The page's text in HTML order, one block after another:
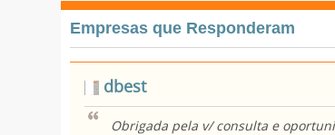
Empresas que Responderam
dbest
Obrigada pela v/ consulta e